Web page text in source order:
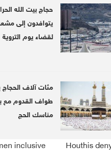
slow
Houthis
inclusive
حجاج بيت الله
يتوافدون إلى
لقضاء يوم التروية
مئات آلاف الحجاج
طواف القدوم مع
مناسك الحج